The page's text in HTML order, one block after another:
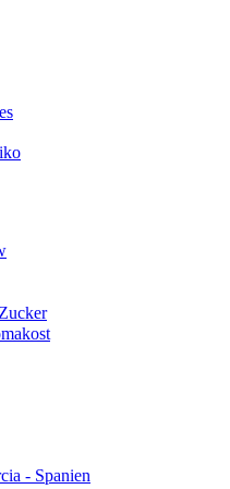
- Spanien